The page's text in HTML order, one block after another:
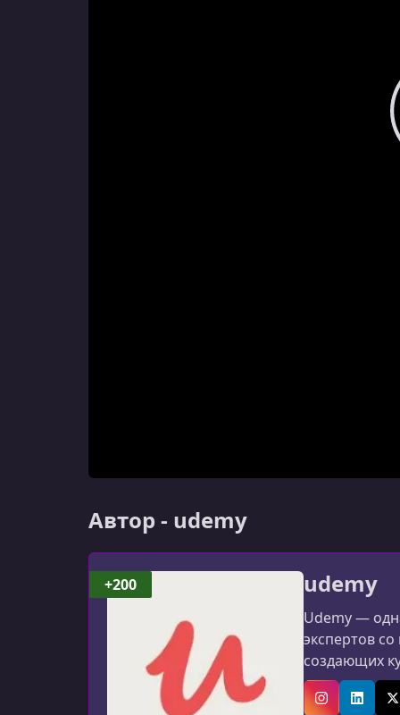
Автор - udemy
udemy
Udemy —
экспертов
создающих
авторов:
InstagramLinkedIn
+200